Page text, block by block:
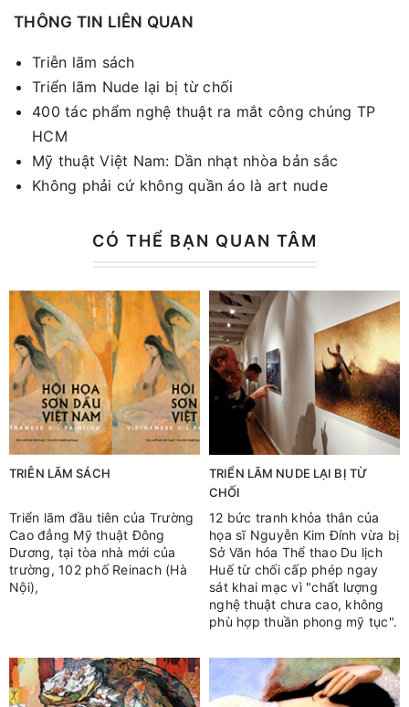
THÔNG TIN LIÊN QUAN
Triễn lãm sách
Triển lãm Nude lại bị từ chối
400 tác phẩm nghệ thuật ra mắt công chúng TP
HCM
Mỹ thuật Việt Nam: Dần nhạt nhòa bản sắc
Không phải cứ không quần áo là art nude
CÓ THỂ BẠN QUAN TÂM
TRIỄN LÃM SÁCH
Triển lãm đầu tiên của Trường
Cao đẳng Mỹ thuật Đông
Dương, tại tòa nhà mới của
trường, 102 phố Reinach (Hà
Nội),
TRIỂN LÃM NUDE LẠI BỊ TỪ
CHỐI
12 bức tranh khỏa thân của
họa sĩ Nguyễn Kim Đính vừa bị
Sở Văn hóa Thể thao Du lịch
Huế từ chối cấp phép ngay
sát khai mạc vì "chất lượng
nghệ thuật chưa cao, không
phù hợp thuần phong mỹ tục".